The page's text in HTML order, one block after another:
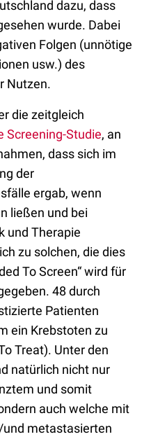
dazu, dass
wurde. Dabei
Folgen (unnötige
usw.) des
Nutzen.
die zeitgleich
Screening-Studie, an
dass sich im
der
ergab, wenn
ließen und bei
und Therapie
zu solchen, die dies
To Screen“ wird für
48 durch
Patienten
ein Krebstoten zu
Treat). Unter den
natürlich nicht nur
und somit
auch welche mit
metastasierten